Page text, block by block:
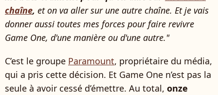
chaîne, et on va aller sur une autre chaîne. Et je vais
donner aussi toutes mes forces pour faire revivre
Game One, d'une manière ou d'une autre."
C’est le groupe Paramount, propriétaire du média,
qui a pris cette décision. Et Game One n’est pas la
seule à avoir cessé d’émettre. Au total, onze